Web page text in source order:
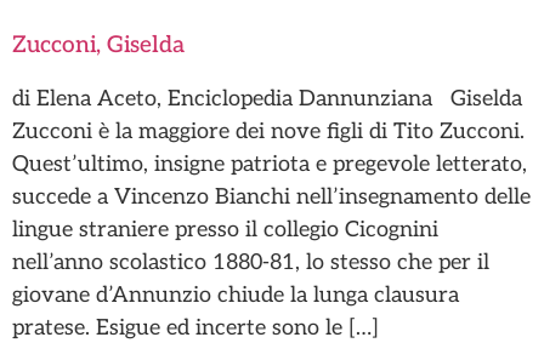
Zucconi, Giselda
di Elena Aceto, Enciclopedia Dannunziana Giselda
Zucconi è la maggiore dei nove figli di Tito Zucconi.
Quest’ultimo, insigne patriota e pregevole letterato,
succede a Vincenzo Bianchi nell’insegnamento delle
lingue straniere presso il collegio Cicognini
nell’anno scolastico 1880-81, lo stesso che per il
giovane d’Annunzio chiude la lunga clausura
pratese. Esigue ed incerte sono le […]